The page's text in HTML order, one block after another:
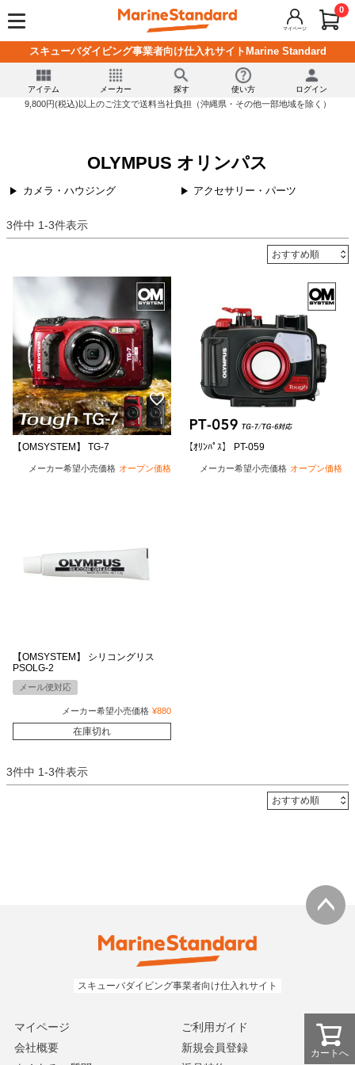
マイページ
0
スキューバダイビング事業者向け仕入れサイトMarine Standard
アイテム メーカー 探す 使い方 ログイン
9,800円(税込)以上のご注文で送料当社負担（沖縄県・その他一部地域を除く）
OLYMPUS オリンパス
カメラ・ハウジング アクセサリー・パーツ
3件中 1-3件表示
【OMSYSTEM】 TG-7
メーカー希望小売価格 オープン価格
【ｵﾘﾝﾊﾟｽ】 PT-059
メーカー希望小売価格 オープン価格
【OMSYSTEM】 シリコングリス
PSOLG-2
メール便対応
メーカー希望小売価格 ¥880
在庫切れ
3件中 1-3件表示
カートへ
マイページ
ご利用ガイド
会社概要
新規会員登録